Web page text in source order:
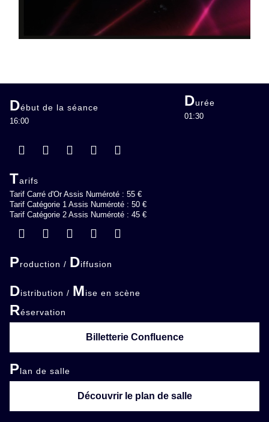
Début de la séance
16:00
Durée
01:30
Tarifs
Tarif Carré d'Or Assis Numéroté : 55 €
Tarif Catégorie 1 Assis Numéroté : 50 €
Tarif Catégorie 2 Assis Numéroté : 45 €
Production / Diffusion
Distribution / Mise en scène
Réservation
Billetterie Confluence
Plan de salle
Découvrir le plan de salle